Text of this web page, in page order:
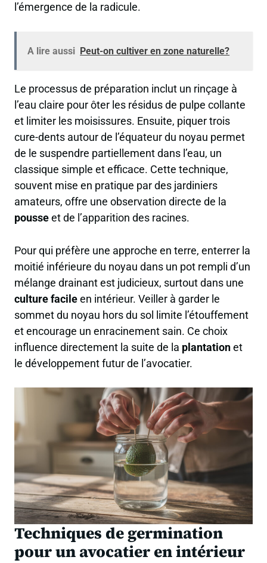
l’émergence de la radicule.
A lire aussi Peut-on cultiver en zone naturelle?
Le processus de préparation inclut un rinçage à
l’eau claire pour ôter les résidus de pulpe collante
et limiter les moisissures. Ensuite, piquer trois
cure-dents autour de l’équateur du noyau permet
de le suspendre partiellement dans l’eau, un
classique simple et efficace. Cette technique,
souvent mise en pratique par des jardiniers
amateurs, offre une observation directe de la
pousseet de l’apparition des racines.
Pour qui préfère une approche en terre, enterrer la
moitié inférieure du noyau dans un pot rempli d’un
mélange drainant est judicieux, surtout dans une
culture facileen intérieur. Veiller à garder le
sommet du noyau hors du sol limite l’étouffement
et encourage un enracinement sain. Ce choix
influence directement la suite de la plantationet
le développement futur de l’avocatier.
Techniques de germination
pour un avocatier en intérieur